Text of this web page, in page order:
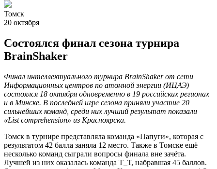
Томск
20 октября
Состоялся финал сезона турнира
BrainShaker
Финал интеллектуального турнира BrainShaker от сети
Информационных центров по атомной энергии (ИЦАЭ)
состоялся 18 октября одновременно в 19 российских регионах
и в Минске. В последней игре сезона приняли участие 20
сильнейших команд, среди них лучший результат показали
«List comprehension» из Красноярска.
Томск в турнире представляла команда «Папуги», которая с
результатом 42 балла заняла 12 место. Также в Томске ещё
несколько команд сыграли вопросы финала вне зачёта.
Лучшей из них оказалась команда Т_Т, набравшая 45 баллов.